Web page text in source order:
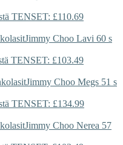
TENSET: £110.69
Jimmy Choo Lavi 60 s
TENSET: £103.49
Jimmy Choo Megs 51 s
TENSET: £134.99
Jimmy Choo Nerea 57